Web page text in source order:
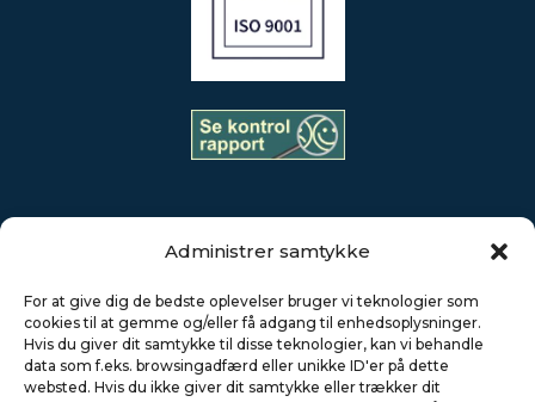
Administrer samtykke
For at give dig de bedste oplevelser bruger vi teknologier som
cookies til at gemme og/eller få adgang til enhedsoplysninger.
Hvis du giver dit samtykke til disse teknologier, kan vi behandle
data som f.eks. browsingadfærd eller unikke ID'er på dette
websted. Hvis du ikke giver dit samtykke eller trækker dit
kvalificerede medarbejdere i Danmark og Polen, en af de
mest moderne maskinparker samt et effektivt styret
kvalitetssikringssystem – certificeret i.h.t. DS/ISO
9001:2015.